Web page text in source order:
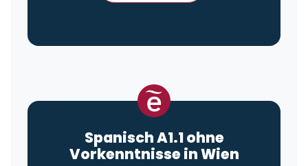
Spanisch A1.1 ohne
Vorkenntnisse in Wien